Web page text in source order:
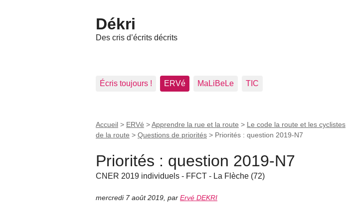
Dékri
Des cris d’écrits décrits
Écris toujours ! ERVé MaLiBeLe TIC
Accueil > ERVé >Apprendre la rue et la route > Le code la route et les cyclistes
de la route > Questions de priorités > Priorités : question 2019-N7
Priorités : question 2019-N7
CNER 2019 individuels - FFCT - La Flèche (72)
mercredi 7 août 2019 par Ervé DEKRI